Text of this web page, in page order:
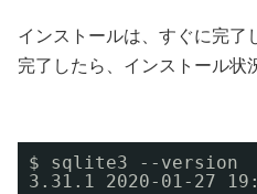
インストールは、すぐに完了
完了したら、インストール状
$ sqlite3 --version
3.31.1 2020-01-27